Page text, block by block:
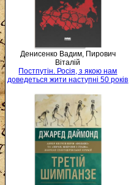
Денисенко Вадим, Пирович
Віталій
Постпутін. Росія, з якою нам
доведеться жити наступні 50 років